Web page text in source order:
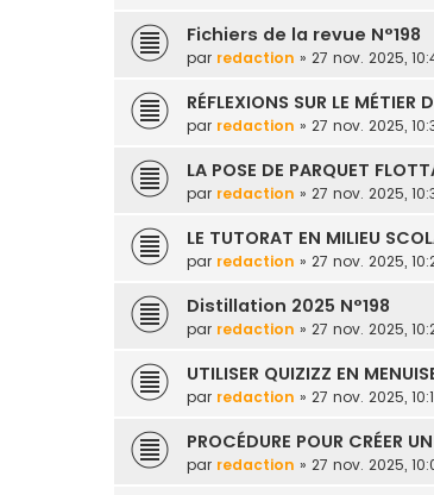
Fichiers de la revue N°198
par redaction » 27 nov. 2025,
RÉFLEXIONS SUR LE MÉTIER
par redaction » 27 nov. 2025,
LA POSE DE PARQUET
par redaction » 27 nov. 2025,
LE TUTORAT EN MILIEU
par redaction » 27 nov. 2025,
Distillation 2025 N°198
par redaction » 27 nov. 2025,
UTILISER QUIZIZZ EN
par redaction » 27 nov. 2025,
PROCÉDURE POUR CRÉER
par redaction » 27 nov. 2025,